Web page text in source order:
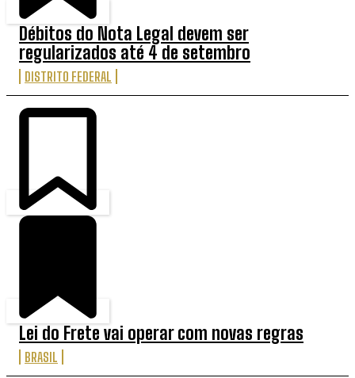
Débitos do Nota Legal devem ser
regularizados até 4 de setembro
DISTRITO FEDERAL
Lei do Frete vai operar com novas regras
BRASIL